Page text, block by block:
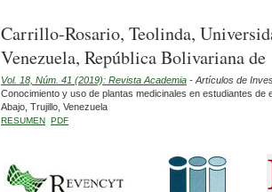
Carrillo-Rosario, Teolinda,
Venezuela, República Bolivariana de
Vol. 18, Núm. 41 (2019): Revista Academia - Artículos de
Conocimiento y uso de plantas medicinales en estudiantes
Abajo, Trujillo, Venezuela
RESUMEN PDF